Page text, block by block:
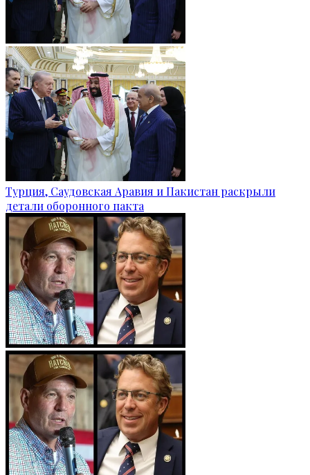
Турция, Саудовская Аравия и Пакистан раскрыли
детали оборонного пакта